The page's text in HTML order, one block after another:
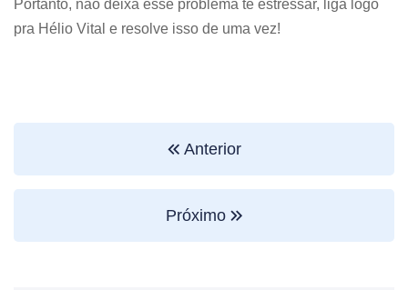
Portanto, não deixa esse problema te estressar, liga logo
pra Hélio Vital e resolve isso de uma vez!
Anterior
Próximo